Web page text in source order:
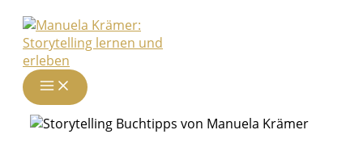
Zum
Inhalt
springen